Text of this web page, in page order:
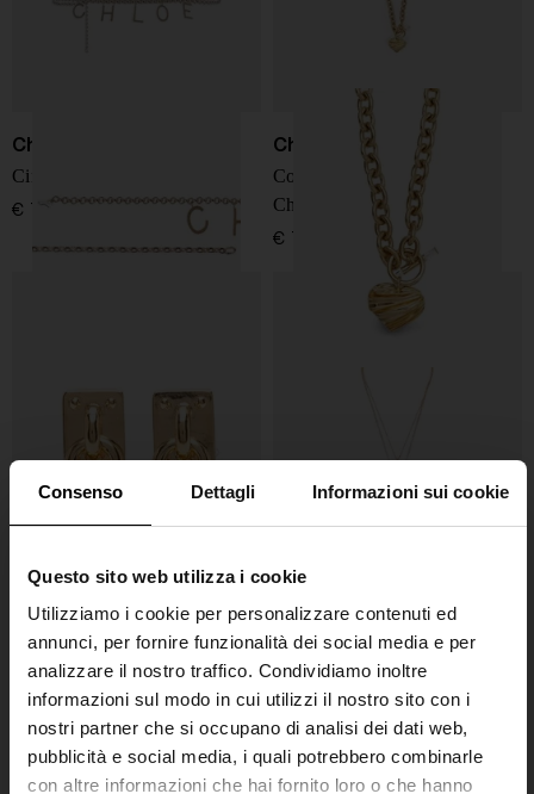
Consenso Dettagli Informazioni sui cookie
Questo sito web utilizza i cookie
Utilizziamo i cookie per personalizzare contenuti ed
annunci, per fornire funzionalità dei social media e per
analizzare il nostro traffico. Condividiamo inoltre
informazioni sul modo in cui utilizzi il nostro sito con i
nostri partner che si occupano di analisi dei dati web,
pubblicità e social media, i quali potrebbero combinarle
con altre informazioni che hai fornito loro o che hanno
Chloé
Cintura con lettere Chloè
€ 790,00
Chloé
Collana a cuore plissettato
Chloé
€ 750,00
Orecchini Paddington
€ 320,00
Collana mini Paddington
€ 590,00